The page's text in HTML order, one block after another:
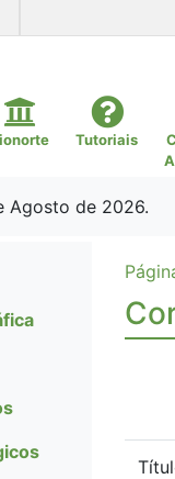
Tutoriais
Agosto de 2026.